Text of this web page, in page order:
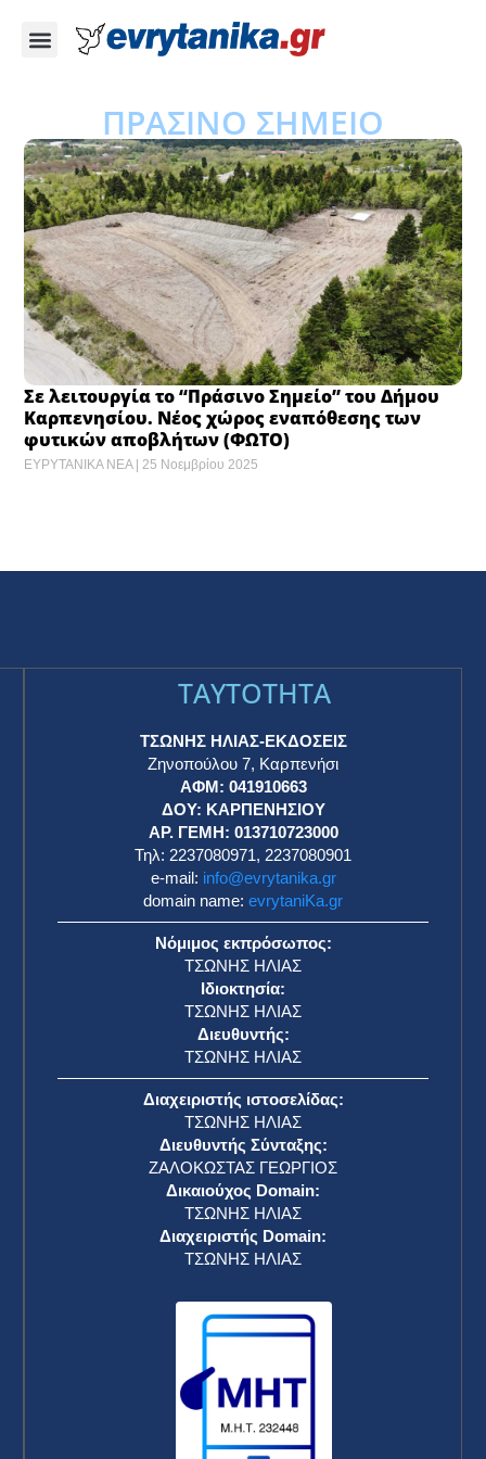
ΠΡΑΣΙΝΟ ΣΗΜΕΙΟ
Σε λειτουργία το “Πράσινο Σημείο” του Δήμου
Καρπενησίου. Νέος χώρος εναπόθεσης των
φυτικών αποβλήτων (ΦΩΤΟ)
ΕΥΡΥΤΑΝΙΚΑ ΝΕΑ 25 Νοεμβρίου 2025
TAYTOTHTA
ΤΣΩΝΗΣ ΗΛΙΑΣ-ΕΚΔΟΣΕΙΣ
Ζηνοπούλου 7, Καρπενήσι
ΑΦΜ: 041910663
ΔΟΥ: ΚΑΡΠΕΝΗΣΙΟΥ
ΑΡ. ΓΕΜΗ: 013710723000
Τηλ: 2237080971, 2237080901
e-mail: info@evrytanika.gr
domain name: evrytaniKa.gr
Νόμιμος εκπρόσωπος:
ΤΣΩΝΗΣ ΗΛΙΑΣ
Ιδιοκτησία:
ΤΣΩΝΗΣ ΗΛΙΑΣ
Διευθυντής:
ΤΣΩΝΗΣ ΗΛΙΑΣ
Διαχειριστής ιστοσελίδας:
ΤΣΩΝΗΣ ΗΛΙΑΣ
Διευθυντής Σύνταξης:
ΖΑΛΟΚΩΣΤΑΣ ΓΕΩΡΓΙΟΣ
Δικαιούχος Domain:
ΤΣΩΝΗΣ ΗΛΙΑΣ
Διαχειριστής Domain:
ΤΣΩΝΗΣ ΗΛΙΑΣ